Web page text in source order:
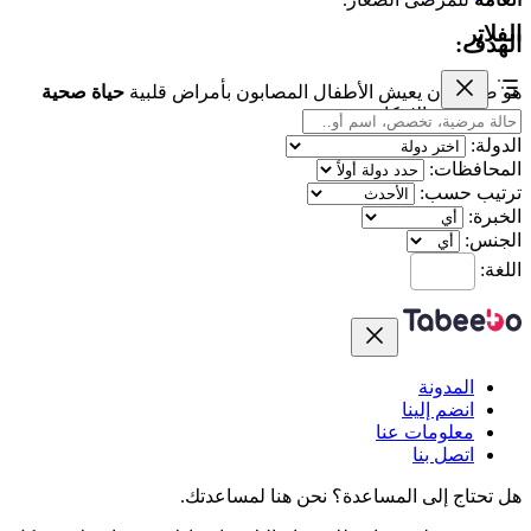
الهدف:
هو ضمان أن يعيش الأطفال المصابون بأمراض قلبية حياة صحية
ونشطةقدر الإمكان.
الفلاتر
الدولة:
المحافظات:
ترتيب حسب:
الخبرة:
الجنس:
اللغة:
المدونة
انضم إلينا
معلومات عنا
اتصل بنا
هل تحتاج إلى المساعدة؟ نحن هنا لمساعدتك.